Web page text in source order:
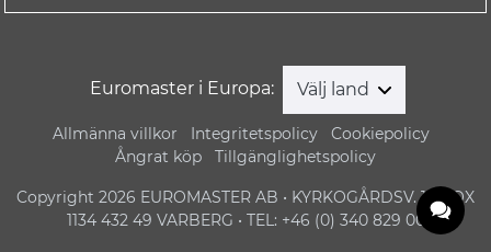
Euromaster i Europa: Välj land
Allmänna villkor Integritetspolicy
Cookiepolicy
Ångrat köp
Tillgänglighetspolicy
Copyright 2026 EUROMASTER AB • KYRKOGÅRDSV. 1 • BOX
1134 432 49 VARBERG • TEL: +46 (0) 340 829 00